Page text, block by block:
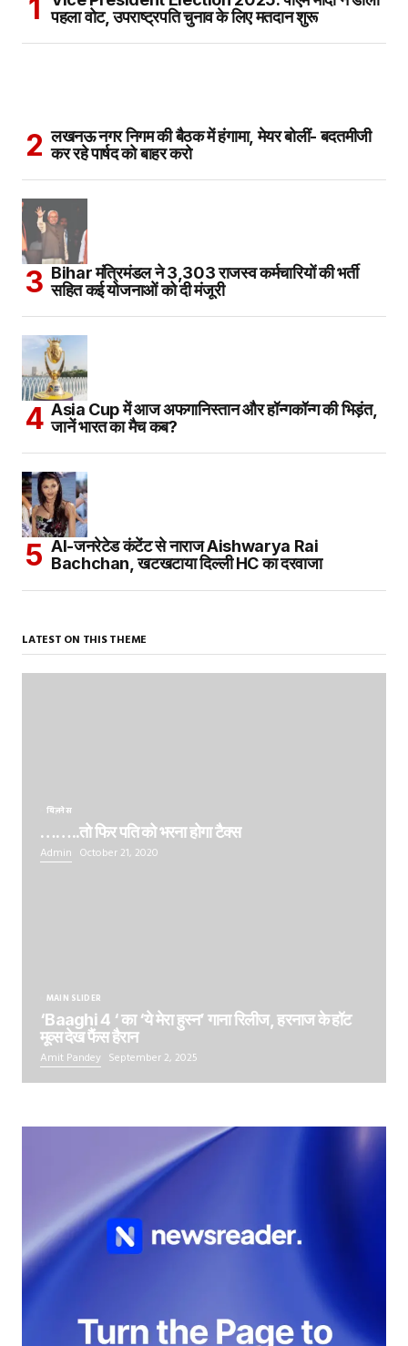
पहला वोट, उपराष्ट्रपति चुनाव के लिए मतदान शुरू
लखनऊ नगर निगम की बैठक में हंगामा, मेयर बोलीं- बदतमीजी
कर रहे पार्षद को बाहर करो
Bihar मंत्रिमंडल ने 3,303 राजस्व कर्मचारियों की भर्ती
सहित कई योजनाओं को दी मंजूरी
Asia Cup में आज अफगानिस्तान और हॉन्गकॉन्ग की भिड़ंत,
जानें भारत का मैच कब?
AI-जनरेटेड कंटेंट से नाराज Aishwarya Rai
Bachchan, खटखटाया दिल्ली HC का दरवाजा
LATEST ON THIS THEME
बिज़नेस
……..तो फिर पति को भरना होगा टैक्स
Admin October 21, 2020
MAIN SLIDER
‘Baaghi 4 ‘ का ‘ये मेरा हुस्न’ गाना रिलीज, हरनाज के हॉट
मूव्स देख फैंस हैरान
Amit Pandey September 2, 2025